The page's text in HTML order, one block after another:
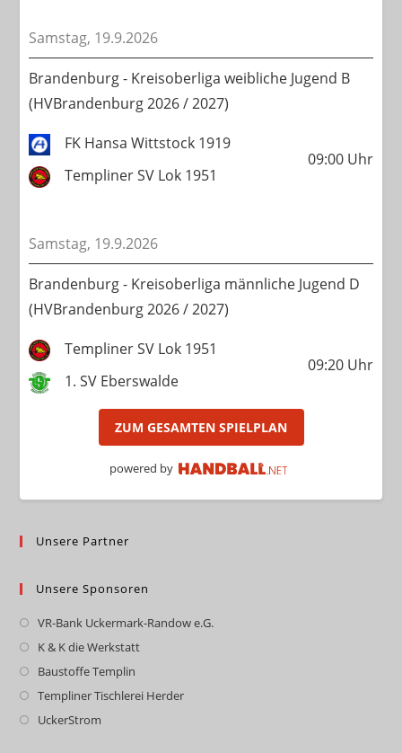
Samstag, 19.9.2026
Brandenburg - Kreisoberliga weibliche Jugend B
(HVBrandenburg 2026 / 2027)
FK Hansa Wittstock 1919
Templiner SV Lok 1951
09:00Uhr
Samstag, 19.9.2026
Brandenburg - Kreisoberliga männliche Jugend D
(HVBrandenburg 2026 / 2027)
Templiner SV Lok 1951
1. SV Eberswalde
09:20Uhr
ZUM GESAMTEN SPIELPLAN
powered by
Unsere Partner
Unsere Sponsoren
VR-Bank Uckermark-Randow e.G.Opens
K & K die WerkstattOpens
a
Baustoffe Templin
in
Templiner Tischlerei HerderOpens
UckerStrom